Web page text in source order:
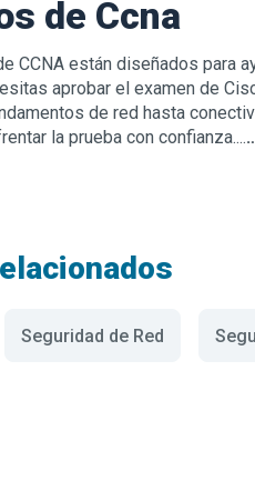
de Ccna
CCNA están diseñados para
aprobar el examen de
de red hasta
la prueba con confianza....
Seguridad de Red